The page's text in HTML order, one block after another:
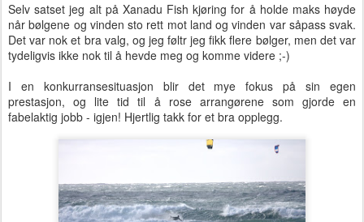
Selv satset jeg alt på Xanadu Fish kjøring for å holde maks høyde
når bølgene og vinden sto rett mot land og vinden var såpass svak.
Det var nok et bra valg, og jeg føltr jeg fikk flere bølger, men det var
tydeligvis ikke nok til å hevde meg og komme videre ;-)
I en konkurransesituasjon blir det mye fokus på sin egen
prestasjon, og lite tid til å rose arrangørene som gjorde en
fabelaktig jobb - igjen! Hjertlig takk for et bra opplegg.